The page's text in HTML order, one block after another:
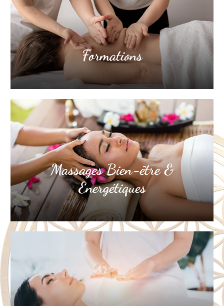
Formations
Massages Bien-être &
Energétiques